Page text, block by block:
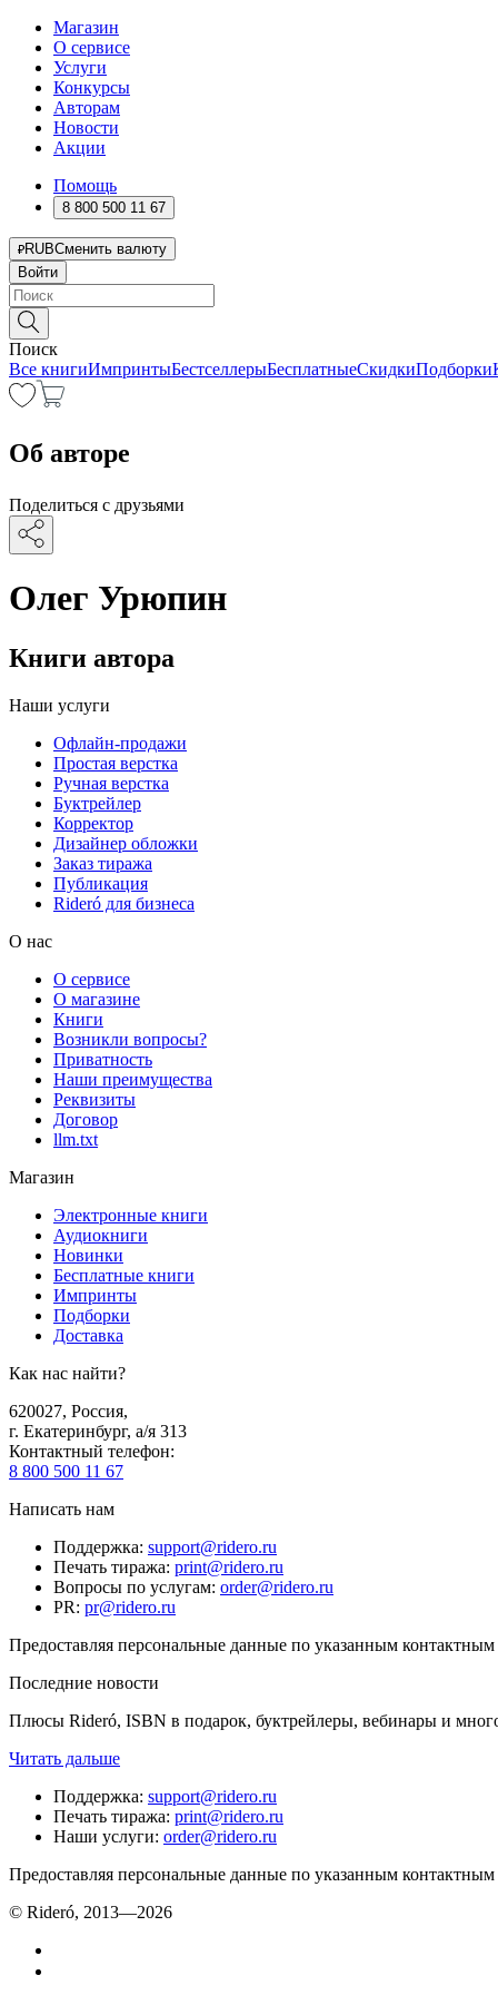
Магазин
О сервисе
Услуги
Конкурсы
Авторам
Новости
Акции
Помощь
8 800 500 11 67
RUBСменить валюту
Войти
Поиск
Все книгиИмпринтыБестселлерыБесплатныеСкидкиПодборки
Об авторе
Поделиться с друзьями
Олег Урюпин
Книги автора
Наши услуги
Офлайн-продажи
Простая верстка
Ручная верстка
Буктрейлер
Корректор
Дизайнер обложки
Заказ тиража
Публикация
Rideró для бизнеса
О нас
О сервисе
О магазине
Книги
Возникли вопросы?
Приватность
Наши преимущества
Реквизиты
Договор
llm.txt
Магазин
Электронные книги
Аудиокниги
Новинки
Бесплатные книги
Импринты
Подборки
Доставка
Как нас найти?
620027, Россия,
г. Екатеринбург, а/я 313
Контактный телефон:
8 800 500 11 67
Написать нам
Поддержка: support@ridero.ru
Печать тиража: print@ridero.ru
Вопросы по услугам: order@ridero.ru
PR: pr@ridero.ru
Предоставляя персональные данные по указанным
Последние новости
Плюсы Rideró, ISBN в подарок, буктрейлеры, вебинары и
Читать дальше
Поддержка: support@ridero.ru
Печать тиража: print@ridero.ru
Наши услуги: order@ridero.ru
Предоставляя персональные данные по указанным
© Rideró, 2013—2026